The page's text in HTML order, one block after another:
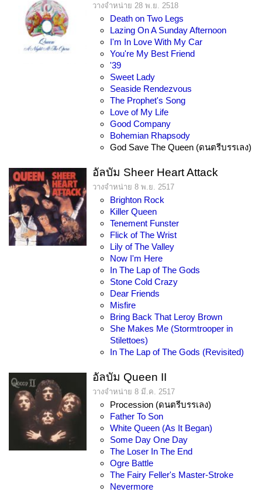
วางจำหน่าย 28 พ.ย. 2518
Death on Two Legs
Lazing On A Sunday Afternoon
I'm In Love With My Car
You're My Best Friend
'39
Sweet Lady
Seaside Rendezvous
The Prophet's Song
Love of My Life
Good Company
Bohemian Rhapsody
God Save The Queen (ดนตรีบรรเลง)
อัลบัม Sheer Heart Attack
วางจำหน่าย 8 พ.ย. 2517
Brighton Rock
Killer Queen
Tenement Funster
Flick of The Wrist
Lily of The Valley
Now I'm Here
In The Lap of The Gods
Stone Cold Crazy
Dear Friends
Misfire
Bring Back That Leroy Brown
She Makes Me (Stormtrooper in
Stilettoes)
In The Lap of The Gods (Revisited)
อัลบัม Queen II
วางจำหน่าย 8 มี.ค. 2517
Procession (ดนตรีบรรเลง)
Father To Son
White Queen (As It Began)
Some Day One Day
The Loser In The End
Ogre Battle
The Fairy Feller's Master-Stroke
Nevermore